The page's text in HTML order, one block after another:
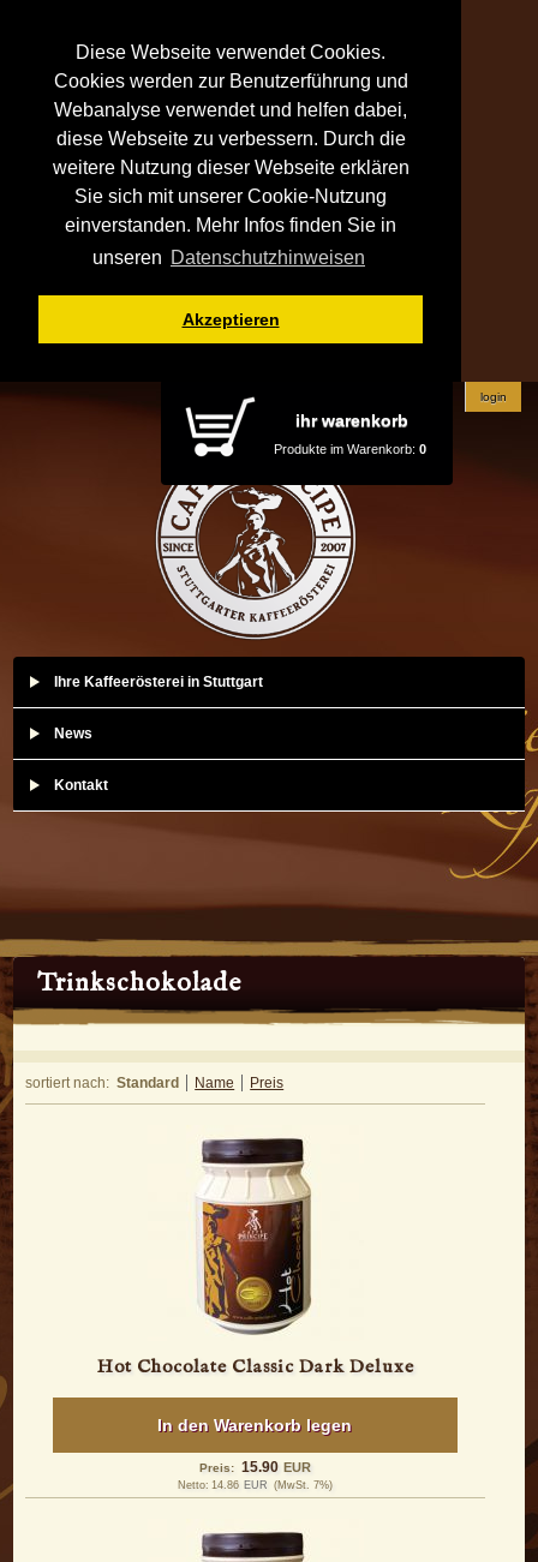
Diese Webseite verwendet Cookies.
Cookies werden zur Benutzerführung und
Webanalyse verwendet und helfen dabei,
diese Webseite zu verbessern. Durch die
weitere Nutzung dieser Webseite erklären
Sie sich mit unserer Cookie-Nutzung
einverstanden. Mehr Infos finden Sie in
unseren Datenschutzhinweisen
Akzeptieren
ihr warenkorb
Produkte im Warenkorb: 0
login
Ihre Kaffeerösterei in Stuttgart
News
Kontakt
Trinkschokolade
sortiert nach: Standard Name Preis
Hot Chocolate Classic Dark Deluxe
In den Warenkorb legen
Preis: 15.90 EUR
Netto: 14.86 EUR (MwSt. 7%)